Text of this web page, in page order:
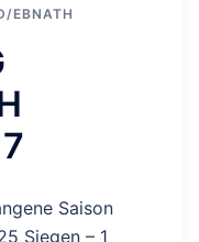
EBNATH
Saison
Siegen – 1